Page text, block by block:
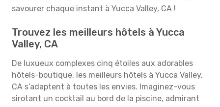
savourer chaque instant à Yucca Valley, CA !
Trouvez les meilleurs hôtels à Yucca
Valley, CA
De luxueux complexes cinq étoiles aux adorables
hôtels-boutique, les meilleurs hôtels à Yucca Valley,
CA s’adaptent à toutes les envies. Imaginez-vous
sirotant un cocktail au bord de la piscine, admirant